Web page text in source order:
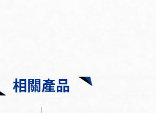
相關產品